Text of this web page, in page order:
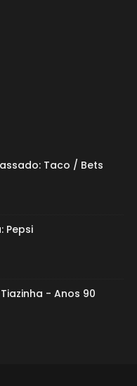
Taco / Bets
Pepsi
- Anos 90